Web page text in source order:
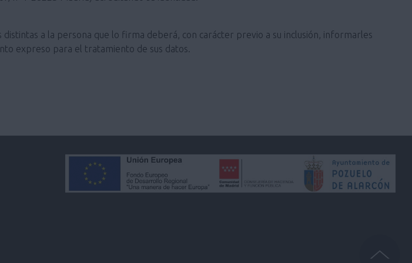
a la persona que lo firma deberá, con carácter previo a su inclusión, informarles
expreso para el tratamiento de sus datos.